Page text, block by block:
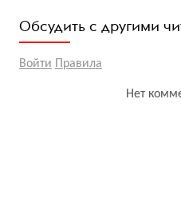
Обсудить с другими
Войти Правила
Нет